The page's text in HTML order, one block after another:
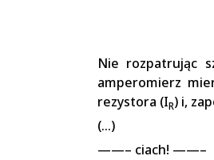
Nie rozpatrując
amperomierz
rezystora (IR) i,
(…)
——– ciach! ——–